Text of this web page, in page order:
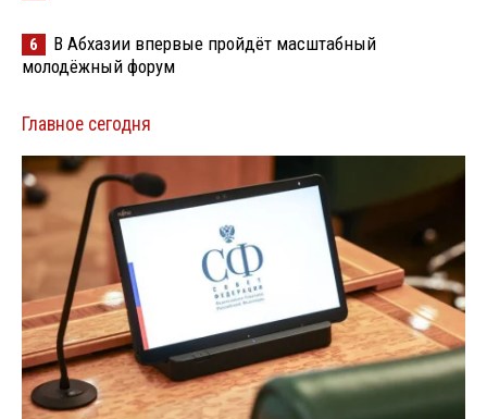
6
В Абхазии впервые пройдёт масштабный
молодёжный форум
Главное сегодня